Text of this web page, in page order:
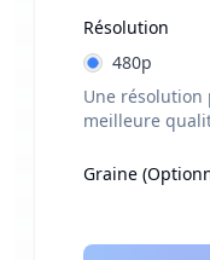
Résolution
480p
Une résolution
meilleure
Graine